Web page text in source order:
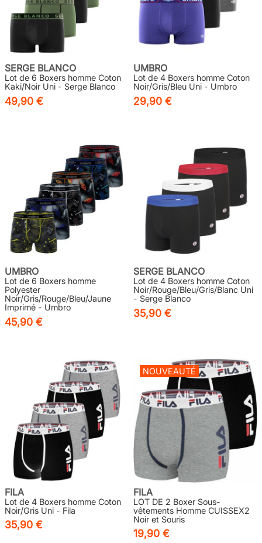
SERGE BLANCO
Lot de 6 Boxers homme Coton
Kaki/Noir Uni - Serge Blanco
49,90 €
UMBRO
Lot de 4 Boxers homme Coton
Noir/Gris/Bleu Uni - Umbro
29,90 €
UMBRO
Lot de 6 Boxers homme
Polyester
Noir/Gris/Rouge/Bleu/Jaune
Imprimé - Umbro
45,90 €
SERGE BLANCO
Lot de 4 Boxers homme Coton
Noir/Rouge/Bleu/Gris/Blanc Uni
- Serge Blanco
35,90 €
FILA
Lot de 4 Boxers homme Coton
Noir/Gris Uni - Fila
35,90 €
NOUVEAUTÉ
FILA
LOT DE 2 Boxer Sous-
vêtements Homme CUISSEX2
Noir et Souris
19,90 €